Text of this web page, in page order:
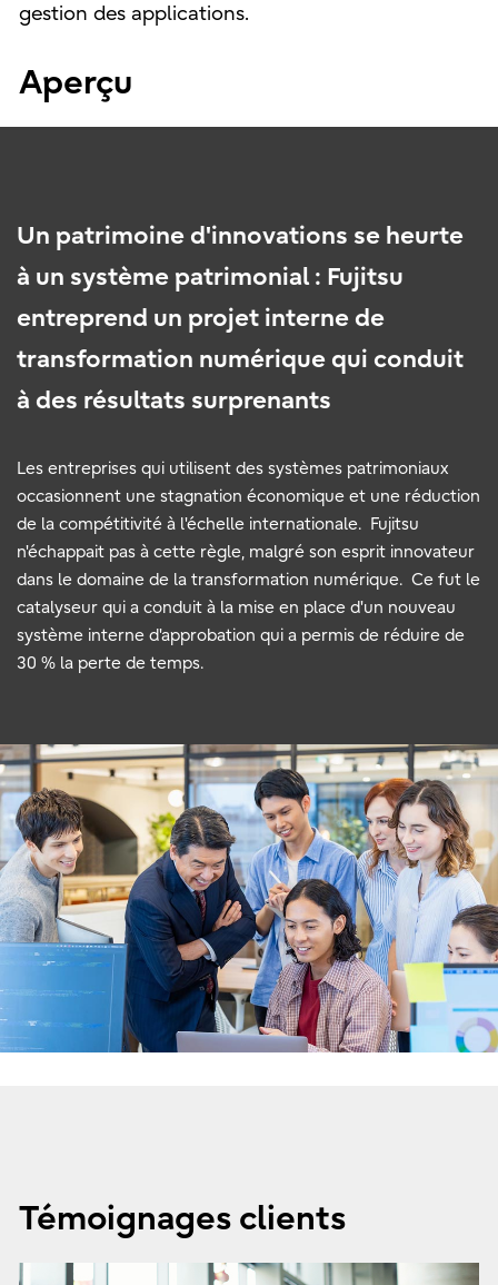
gestion des applications.
Aperçu
Un patrimoine d'innovations se heurte
à un système patrimonial : Fujitsu
entreprend un projet interne de
transformation numérique qui conduit
à des résultats surprenants
Les entreprises qui utilisent des systèmes patrimoniaux
occasionnent une stagnation économique et une réduction
de la compétitivité à l'échelle internationale. Fujitsu
n'échappait pas à cette règle, malgré son esprit innovateur
dans le domaine de la transformation numérique. Ce fut le
catalyseur qui a conduit à la mise en place d'un nouveau
système interne d'approbation qui a permis de réduire de
30 % la perte de temps.
Témoignages clients